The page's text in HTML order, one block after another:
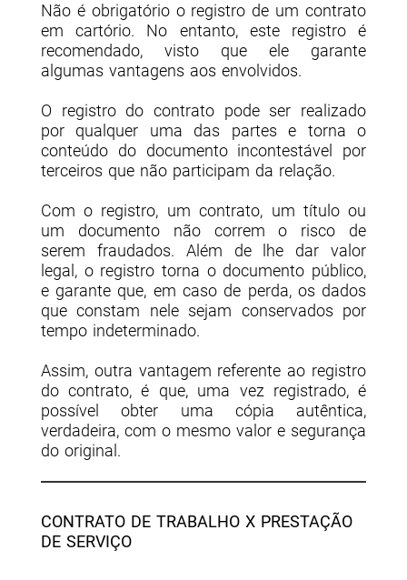
Não é obrigatório o registro de um contrato
em cartório. No entanto, este registro é
recomendado, visto que ele garante
algumas vantagens aos envolvidos.
O registro do contrato pode ser realizado
por qualquer uma das partes e torna o
conteúdo do documento incontestável por
terceiros que não participam da relação.
Com o registro, um contrato, um título ou
um documento não correm o risco de
serem fraudados. Além de lhe dar valor
legal, o registro torna o documento público,
e garante que, em caso de perda, os dados
que constam nele sejam conservados por
tempo indeterminado.
Assim, outra vantagem referente ao registro
do contrato, é que, uma vez registrado, é
possível obter uma cópia autêntica,
verdadeira, com o mesmo valor e segurança
do original.
CONTRATO DE TRABALHO X PRESTAÇÃO
DE SERVIÇO